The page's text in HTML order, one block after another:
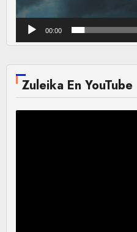
00:00
Zuleika En YouTube